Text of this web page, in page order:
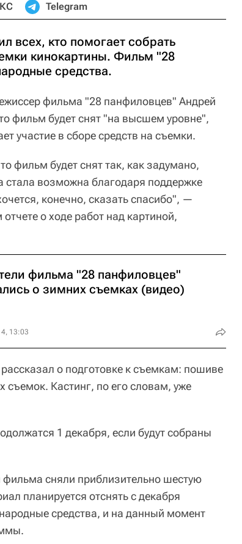
Telegram
всех, кто помогает собрать
кинокартины. Фильм "28
средства.
фильма "28 панфиловцев" Андрей
фильм будет снят "на высшем уровне",
участие в сборе средств на съемки.
фильм будет снят так, как задумано,
стала возможна благодаря поддержке
конечно, сказать спасибо", —
о ходе работ над картиной,
фильма "28 панфиловцев"
о зимних съемках (видео)
13:03
о подготовке к съемкам: пошиве
съемок. Кастинг, по его словам, уже
1 декабря, если будут собраны
фильма сняли приблизительно шестую
планируется отснять с декабря
средства, и на данный момент